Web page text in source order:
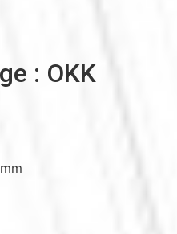
: OKK